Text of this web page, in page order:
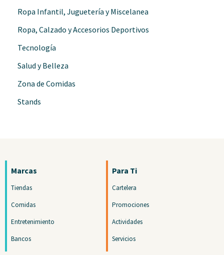
Ropa Infantil, Juguetería y Miscelanea
Ropa, Calzado y Accesorios Deportivos
Tecnología
Salud y Belleza
Zona de Comidas
Stands
Marcas
Tiendas
Comidas
Entretenimiento
Bancos
Para Ti
Cartelera
Promociones
Actividades
Servicios